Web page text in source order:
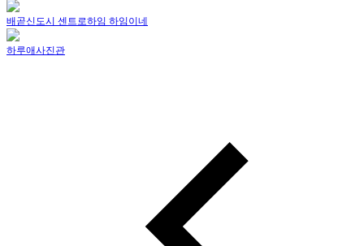
배곧신도시 센트로하임 하임이네
하루애사진관